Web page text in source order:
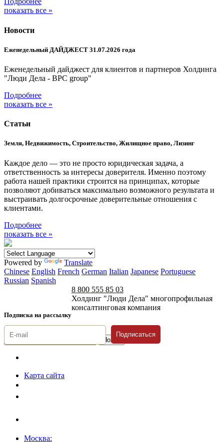
показать все »
Новости
Еженедельный ДАЙДЖЕСТ 31.07.2026 года
Еженедельный дайджест для клиентов и партнеров Холдинга
"Люди Дела - BPC group"
Подробнее
показать все »
Статьи
Земля, Недвижимость, Строительство, Жилищное право, Лизинг
Каждое дело — это не просто юридическая задача, а
ответственность за интересы доверителя. Именно поэтому
работа нашей практики строится на принципах, которые
позволяют добиваться максимально возможного результата и
выстраивать долгосрочные доверительные отношения с
клиентами.
Подробнее
показать все »
Powered by
Translate
Chinese English French German Italian Japanese Portuguese
Russian Spanish
Подписка на рассылку
8 800 555 85 03
Холдинг "Люди Дела" многопрофильная
консалтинговая компания
Подписаться
Карта сайта
Москва: